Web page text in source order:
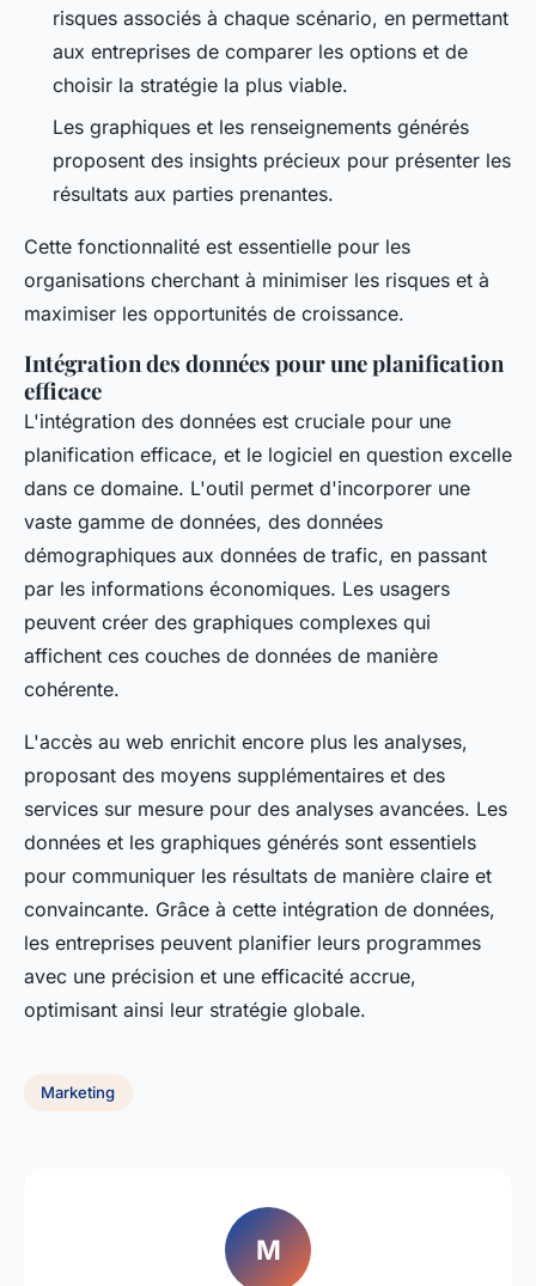
risques associés à chaque scénario, en permettant
aux entreprises de comparer les options et de
choisir la stratégie la plus viable.
Les graphiques et les renseignements générés
proposent des insights précieux pour présenter les
résultats aux parties prenantes.
Cette fonctionnalité est essentielle pour les
organisations cherchant à minimiser les risques et à
maximiser les opportunités de croissance.
Intégration des données pour une planification
efficace
L'intégration des données est cruciale pour une
planification efficace, et le logiciel en question excelle
dans ce domaine. L'outil permet d'incorporer une
vaste gamme de données, des données
démographiques aux données de trafic, en passant
par les informations économiques. Les usagers
peuvent créer des graphiques complexes qui
affichent ces couches de données de manière
cohérente.
L'accès au web enrichit encore plus les analyses,
proposant des moyens supplémentaires et des
services sur mesure pour des analyses avancées. Les
données et les graphiques générés sont essentiels
pour communiquer les résultats de manière claire et
convaincante. Grâce à cette intégration de données,
les entreprises peuvent planifier leurs programmes
avec une précision et une efficacité accrue,
optimisant ainsi leur stratégie globale.
Marketing
M